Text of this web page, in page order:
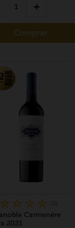
＋
Comprar
☆ ☆ ☆ ☆
Carmenère
2021